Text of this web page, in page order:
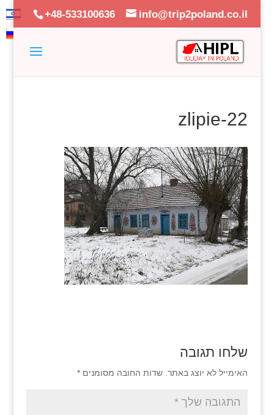
+48-533100636 info@trip2poland.co.il
zlipie-22
שלחו תגובה
האימייל לא יוצג באתר. שדות החובה מסומנים *